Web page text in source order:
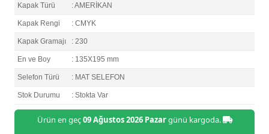
Kapak Türü : AMERİKAN
Kapak Rengi : CMYK
Kapak Gramajı : 230
En ve Boy : 135X195 mm
Selefon Türü : MAT SELEFON
Stok Durumu : Stokta Var
Ürün en geç09 Ağustos 2026 Pazargünü kargoda.